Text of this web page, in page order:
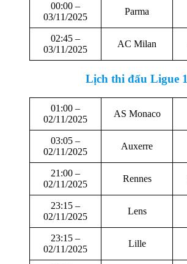
00:00 –
03/11/2025
Parma
02:45 –
03/11/2025
AC Milan
Lịch thi đấu Ligue 1
01:00 –
02/11/2025
AS Monaco
03:05 –
02/11/2025
Auxerre
21:00 –
02/11/2025
Rennes
23:15 –
02/11/2025
Lens
23:15 –
02/11/2025
Lille